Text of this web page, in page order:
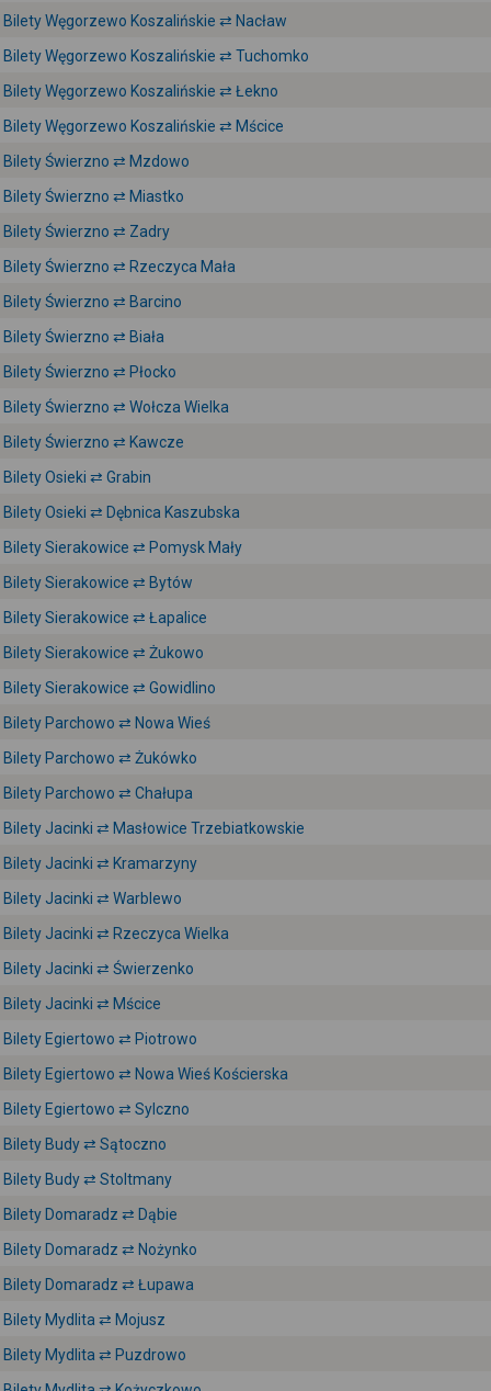
Bilety Węgorzewo Koszalińskie ⇄ Nacław
Bilety Węgorzewo Koszalińskie ⇄ Tuchomko
Bilety Węgorzewo Koszalińskie ⇄ Łekno
Bilety Węgorzewo Koszalińskie ⇄ Mścice
Bilety Świerzno ⇄ Mzdowo
Bilety Świerzno ⇄ Miastko
Bilety Świerzno ⇄ Zadry
Bilety Świerzno ⇄ Rzeczyca Mała
Bilety Świerzno ⇄ Barcino
Bilety Świerzno ⇄ Biała
Bilety Świerzno ⇄ Płocko
Bilety Świerzno ⇄ Wołcza Wielka
Bilety Świerzno ⇄ Kawcze
Bilety Osieki ⇄ Grabin
Bilety Osieki ⇄ Dębnica Kaszubska
Bilety Sierakowice ⇄ Pomysk Mały
Bilety Sierakowice ⇄ Bytów
Bilety Sierakowice ⇄ Łapalice
Bilety Sierakowice ⇄ Żukowo
Bilety Sierakowice ⇄ Gowidlino
Bilety Parchowo ⇄ Nowa Wieś
Bilety Parchowo ⇄ Żukówko
Bilety Parchowo ⇄ Chałupa
Bilety Jacinki ⇄ Masłowice Trzebiatkowskie
Bilety Jacinki ⇄ Kramarzyny
Bilety Jacinki ⇄ Warblewo
Bilety Jacinki ⇄ Rzeczyca Wielka
Bilety Jacinki ⇄ Świerzenko
Bilety Jacinki ⇄ Mścice
Bilety Egiertowo ⇄ Piotrowo
Bilety Egiertowo ⇄ Nowa Wieś Kościerska
Bilety Egiertowo ⇄ Sylczno
Bilety Budy ⇄ Sątoczno
Bilety Budy ⇄ Stoltmany
Bilety Domaradz ⇄ Dąbie
Bilety Domaradz ⇄ Nożynko
Bilety Domaradz ⇄ Łupawa
Bilety Mydlita ⇄ Mojusz
Bilety Mydlita ⇄ Puzdrowo